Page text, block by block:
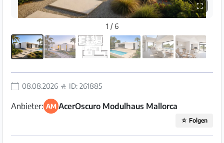
⛶
1 / 6
08.08.2026 ID: 261885
Anbieter: AM AcerOscuro Modulhaus Mallorca
☆ Folgen